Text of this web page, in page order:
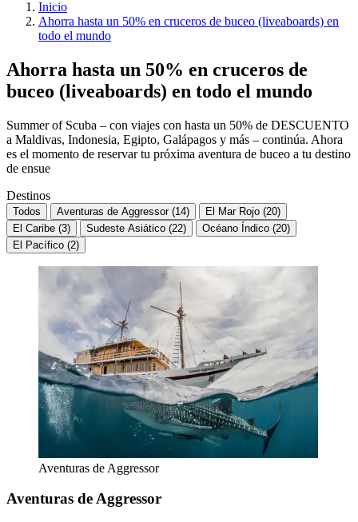
Inicio
Ahorra hasta un 50% en cruceros de buceo (liveaboards) en
todo el mundo
Ahorra hasta un 50% en cruceros de
buceo (liveaboards) en todo el mundo
Summer of Scuba – con viajes con hasta un 50% de DESCUENTO
a Maldivas, Indonesia, Egipto, Galápagos y más – continúa. Ahora
es el momento de reservar tu próxima aventura de buceo a tu destino
de ensue
Destinos
Todos Aventuras de Aggressor (14)
El Mar Rojo (20)
El Caribe (3)
Sudeste Asiático (22)
Océano Índico (20)
El Pacífico (2)
Aventuras de Aggressor
Aventuras de Aggressor